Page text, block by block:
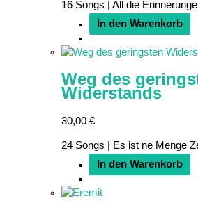
16 Songs | All die
In den Warenkorb
Weg des
Widerstands
30,00 €
24 Songs | Es ist ne Menge
In den Warenkorb